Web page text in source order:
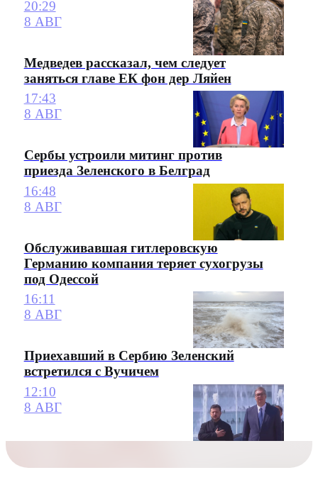
20:29
8 АВГ
Медведев рассказал, чем следует
заняться главе ЕК фон дер Ляйен
17:43
8 АВГ
Сербы устроили митинг против
приезда Зеленского в Белград
16:48
8 АВГ
Обслуживавшая гитлеровскую
Германию компания теряет сухогрузы
под Одессой
16:11
8 АВГ
Приехавший в Сербию Зеленский
встретился с Вучичем
12:10
8 АВГ